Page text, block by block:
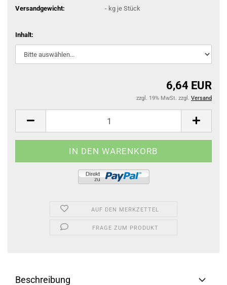
Versandgewicht: -kg je Stück
Inhalt:
6,64 EUR
zzgl. 19% MwSt. zzgl. Versand
AUF DEN MERKZETTEL
FRAGE ZUM PRODUKT
Beschreibung